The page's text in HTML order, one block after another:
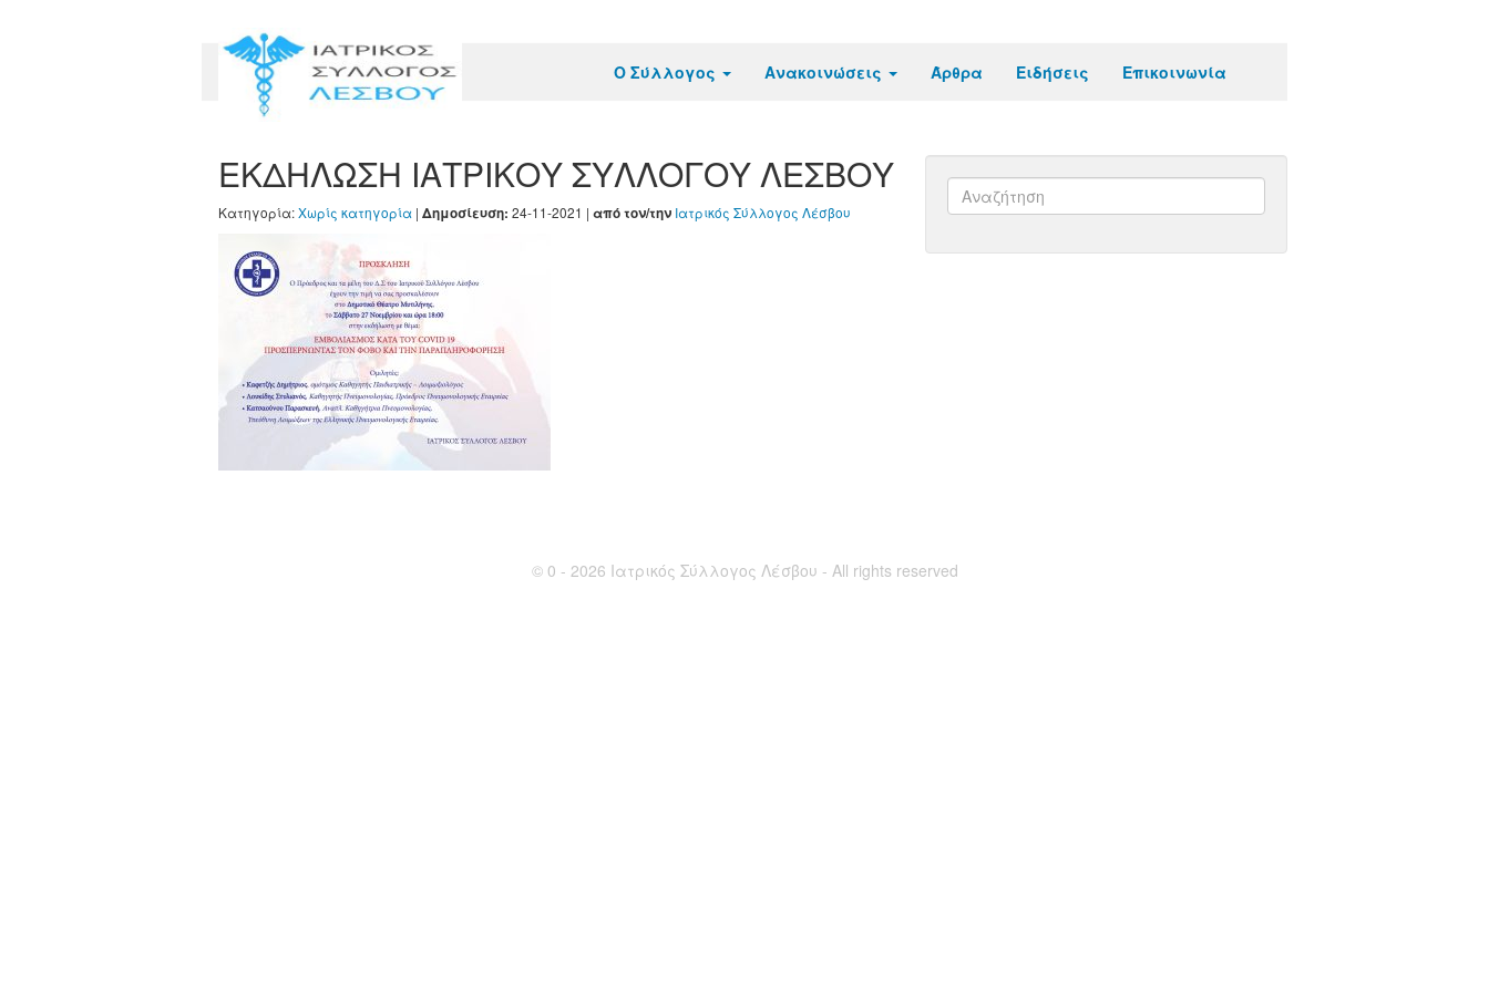
Ο Σύλλογος Ανακοινώσεις Άρθρα Ειδήσεις Επικοινωνία
ΕΚΔΗΛΩΣΗ ΙΑΤΡΙΚΟΥ ΣΥΛΛΟΓΟΥ ΛΕΣΒΟΥ
Κατηγορία:Χωρίς κατηγορία | Δημοσίευση: 24-11-2021 | από τον/την Ιατρικός Σύλλογος Λέσβου
© 0 - 2026 Ιατρικός Σύλλογος Λέσβου - All rights reserved